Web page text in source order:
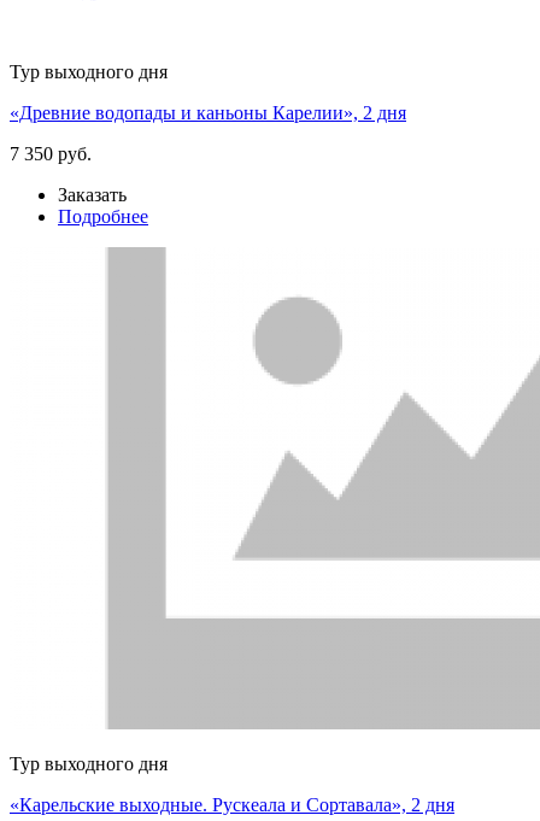
Тур выходного дня
«Древние водопады и каньоны Карелии», 2 дня
7 350 руб.
Заказать
Подробнее
Тур выходного дня
«Карельские выходные. Рускеала и Сортавала», 2 дня